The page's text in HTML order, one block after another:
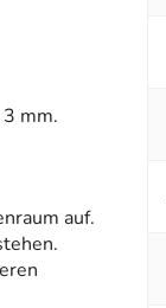
mm.
auf.